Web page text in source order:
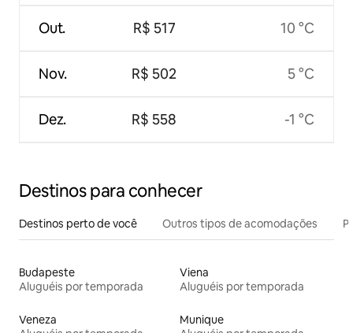
Out.
Nov.
Dez.
R$ 517
R$ 502
R$ 558
10 °C
5 °C
-1 °C
Destinos para conhecer
Destinos perto de você Outros tipos de acomodações
Budapeste
Aluguéis por temporada
Viena
Aluguéis por temporada
Veneza
Munique